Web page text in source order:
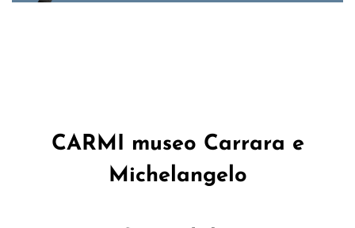
CARMI museo Carrara e
Michelangelo